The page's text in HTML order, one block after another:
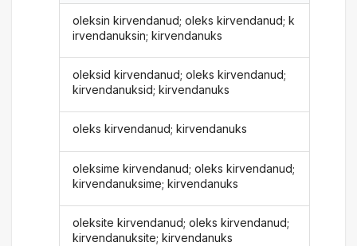
oleksin kirvendanud; oleks kirvendanud; k
irvendanuksin; kirvendanuks
oleksid kirvendanud; oleks kirvendanud;
kirvendanuksid; kirvendanuks
oleks kirvendanud; kirvendanuks
oleksime kirvendanud; oleks kirvendanud;
kirvendanuksime; kirvendanuks
oleksite kirvendanud; oleks kirvendanud;
kirvendanuksite; kirvendanuks